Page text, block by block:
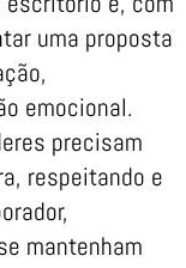
uma proposta
emocional.
precisam
respeitando e
mantenham